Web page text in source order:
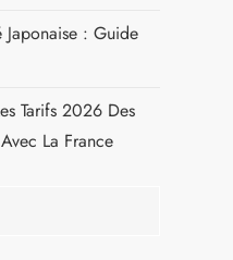
Japonaises :
Au Japon De
: Méthodes De
Un Été Serein